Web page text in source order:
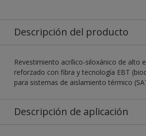
Descripción del producto
Revestimiento acrílico-siloxánico de alto
reforzado con fibra y tecnología EBT
para sistemas de aislamiento térmico
Descripción de aplicación